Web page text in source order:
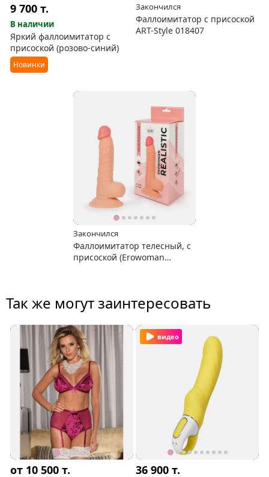
9 700т.
В наличии
Яркий фаллоимитатор с
присоской (розово-синий)
Новинки
Закончился
Фаллоимитатор с присоской
ART-Style 018407
Закончился
Фаллоимитатор телесный, с
присоской (Erowoman
Так же могут заинтересовать
от 10 500т.
видео
36 900т.